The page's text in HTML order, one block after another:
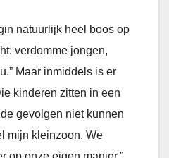
natuurlijk heel boos op
verdomme jongen,
Maar inmiddels is er
kinderen zitten in een
gevolgen niet kunnen
mijn kleinzoon. We